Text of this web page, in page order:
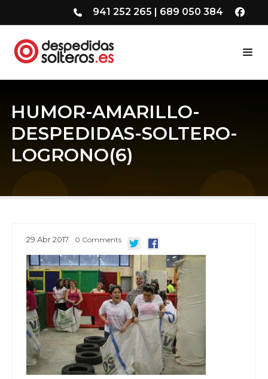
941 252 265 | 689 050 384
HUMOR-AMARILLO-
DESPEDIDAS-SOLTERO-
LOGRONO(6)
29 Abr2017 0 Comments